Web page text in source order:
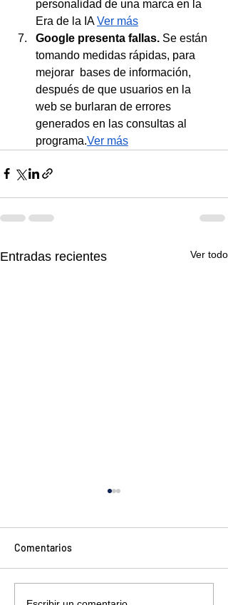
personalidad de una marca en la
Era de la IA Ver más
Google presenta fallas. Se están
tomando medidas rápidas, para
mejorar  bases de información,
después de que usuarios en la
web se burlaran de errores
generados en las consultas al
programa.Ver más
Entradas recientes Ver todo
Comentarios